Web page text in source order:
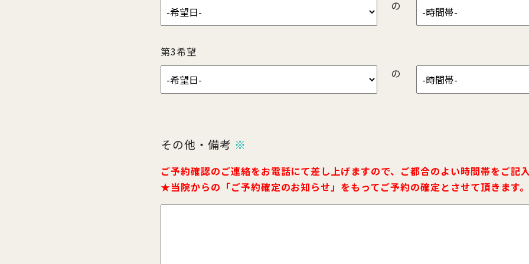
の
第3希望
の
その他・備考 ※
ご予約確認のご連絡をお電話にて差し上げますので、ご都合のよい時間帯をご記入
★当院からの「ご予約確定のお知らせ」をもってご予約の確定とさせて頂きます。